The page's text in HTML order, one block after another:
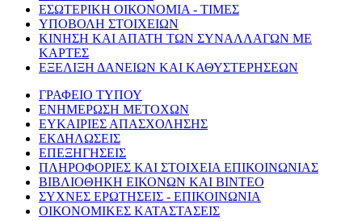
ΕΣΩΤΕΡΙΚΗ ΟΙΚΟΝΟΜΙΑ - ΤΙΜΕΣ
ΥΠΟΒΟΛΗ ΣΤΟΙΧΕΙΩΝ
ΚΙΝΗΣΗ ΚΑΙ ΑΠΑΤΗ ΤΩΝ ΣΥΝΑΛΛΑΓΩΝ ΜΕ
ΚΑΡΤΕΣ
ΕΞΕΛΙΞΗ ΔΑΝΕΙΩΝ ΚΑΙ ΚΑΘΥΣΤΕΡΗΣΕΩΝ
ΓΡΑΦΕΙΟ ΤΥΠΟΥ
ΕΝΗΜΕΡΩΣΗ ΜΕΤΟΧΩΝ
ΕΥΚΑΙΡΙΕΣ ΑΠΑΣΧΟΛΗΣΗΣ
ΕΚΔΗΛΩΣΕΙΣ
ΕΠΕΞΗΓΗΣΕΙΣ
ΠΛΗΡΟΦΟΡΙΕΣ ΚΑΙ ΣΤΟΙΧΕΙΑ ΕΠΙΚΟΙΝΩΝΙΑΣ
ΒΙΒΛΙΟΘΗΚΗ ΕΙΚΟΝΩΝ ΚΑΙ ΒΙΝΤΕΟ
ΣΥΧΝΕΣ ΕΡΩΤΗΣΕΙΣ - ΕΠΙΚΟΙΝΩΝΙΑ
ΟΙΚΟΝΟΜΙΚΕΣ ΚΑΤΑΣΤΑΣΕΙΣ